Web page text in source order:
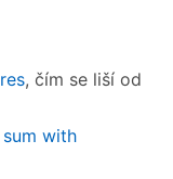
, čím se liší od
sum with